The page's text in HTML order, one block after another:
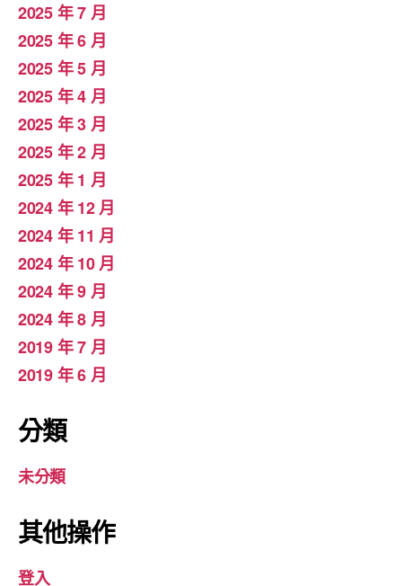
2025 年 7 月
2025 年 6 月
2025 年 5 月
2025 年 4 月
2025 年 3 月
2025 年 2 月
2025 年 1 月
2024 年 12 月
2024 年 11 月
2024 年 10 月
2024 年 9 月
2024 年 8 月
2019 年 7 月
2019 年 6 月
分類
未分類
其他操作
登入